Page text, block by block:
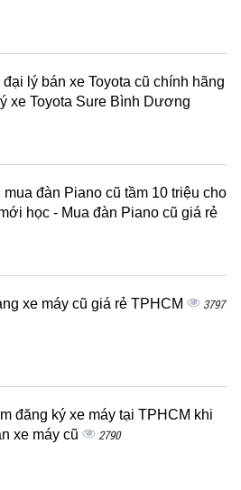
lý bán xe Toyota cũ chính hãng
xe Toyota Sure Bình Dương
mua đàn Piano cũ tầm 10 triệu cho
học - Mua đàn Piano cũ giá rẻ
xe máy cũ giá rẻ TPHCM 3797
đăng ký xe máy tại TPHCM khi
xe máy cũ
2790